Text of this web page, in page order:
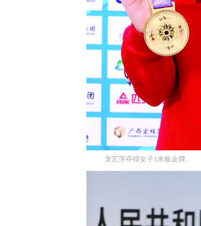
龙艺萍夺得女子1米板金牌。